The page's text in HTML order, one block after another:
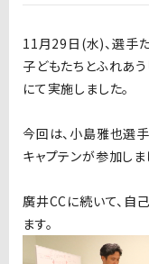
11月29日(水)、選手
子どもたちとふれあう
にて実施しました。
今回は、小島雅也選
キャプテンが参加しま
廣井CCに続いて、自
ます。